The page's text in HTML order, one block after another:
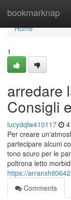
bookmarknap
Home
Home
1
arredare
Consigli
lucydqlw410117
Per creare
partecipare alcuni
tono scuro per le
poltrona letto
https://
Comments